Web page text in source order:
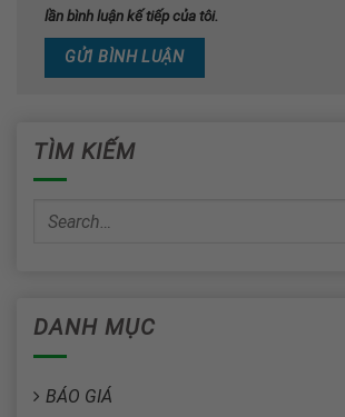
lần bình luận kế tiếp của tôi.
TÌM KIẾM
DANH MỤC
BÁO GIÁ